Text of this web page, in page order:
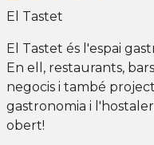
El Tastet
El Tastet és l'espai
En ell, restaurants,
negocis i també
gastronomia i
obert!